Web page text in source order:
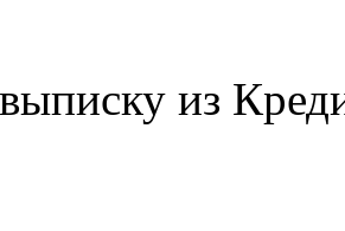
выписку из